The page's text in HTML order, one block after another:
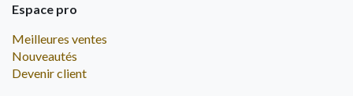
Espace pro
Meilleures ventes
Nouveautés
Devenir client